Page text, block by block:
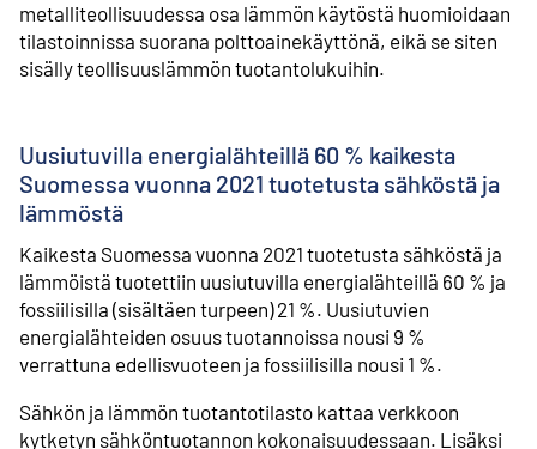
metalliteollisuudessa osa lämmön käytöstä huomioidaan
tilastoinnissa suorana polttoainekäyttönä, eikä se siten
sisälly teollisuuslämmön tuotantolukuihin.
Uusiutuvilla energialähteillä 60 % kaikesta
Suomessa vuonna 2021 tuotetusta sähköstä ja
lämmöstä
Kaikesta Suomessa vuonna 2021 tuotetusta sähköstä ja
lämmöistä tuotettiin uusiutuvilla energialähteillä 60 % ja
fossiilisilla (sisältäen turpeen) 21 %. Uusiutuvien
energialähteiden osuus tuotannoissa nousi 9 %
verrattuna edellisvuoteen ja fossiilisilla nousi 1 %.
Sähkön ja lämmön tuotantotilasto kattaa verkkoon
kytketyn sähköntuotannon kokonaisuudessaan. Lisäksi